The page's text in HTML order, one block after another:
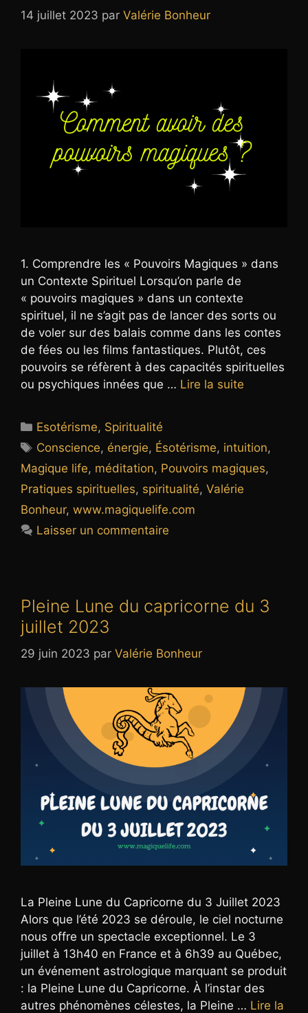
14 juillet 2023 par Valérie Bonheur
1. Comprendre les « Pouvoirs Magiques » dans
un Contexte Spirituel Lorsqu’on parle de
« pouvoirs magiques » dans un contexte
spirituel, il ne s’agit pas de lancer des sorts ou
de voler sur des balais comme dans les contes
de fées ou les films fantastiques. Plutôt, ces
pouvoirs se réfèrent à des capacités spirituelles
ou psychiques innées que … Lire la suite
Catégories
Esotérisme, Spiritualité
Étiquettes
Conscience, énergie, Ésotérisme, intuition,
Magique life, méditation, Pouvoirs magiques,
Pratiques spirituelles, spiritualité, Valérie
Bonheur, www.magiquelife.com
Laisser un commentaire
Pleine Lune du capricorne du 3
juillet 2023
29 juin 2023 par Valérie Bonheur
La Pleine Lune du Capricorne du 3 Juillet 2023
Alors que l’été 2023 se déroule, le ciel nocturne
nous offre un spectacle exceptionnel. Le 3
juillet à 13h40 en France et à 6h39 au Québec,
un événement astrologique marquant se produit
: la Pleine Lune du Capricorne. À l’instar des
autres phénomènes célestes, la Pleine … Lire la